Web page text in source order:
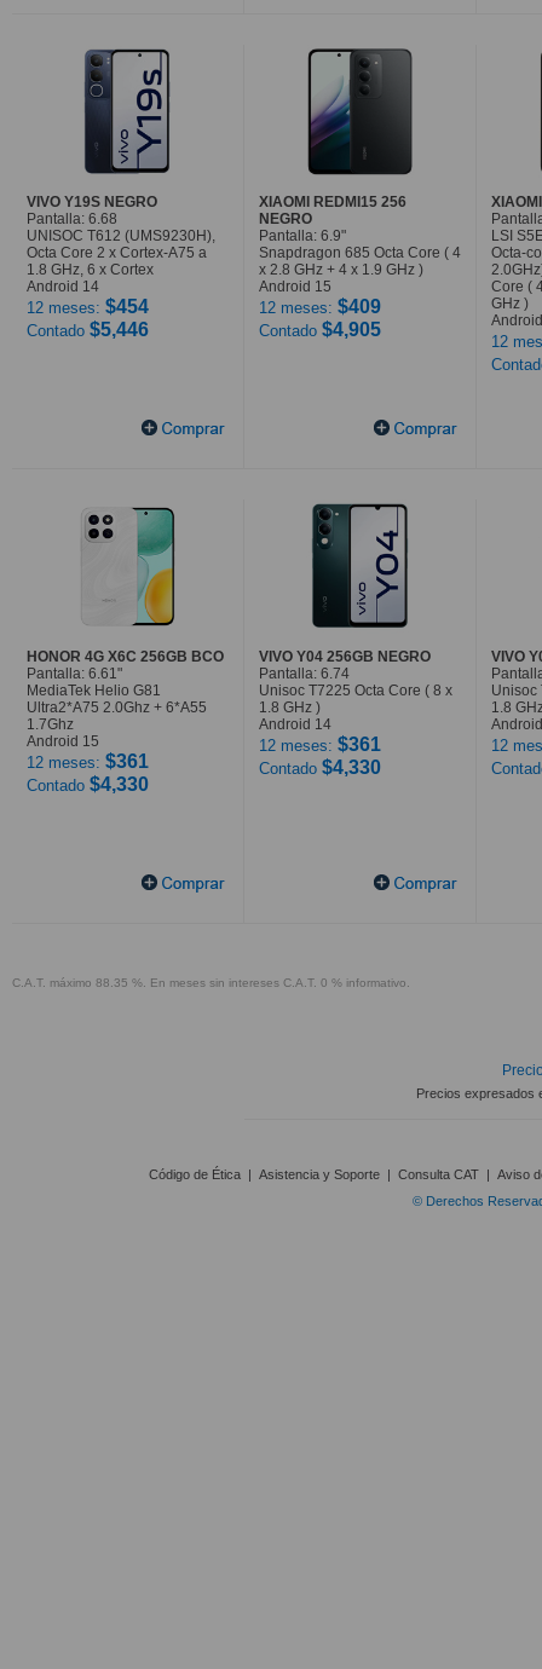
VIVO Y19S NEGRO
Pantalla: 6.68
UNISOC T612 (UMS9230H),
Octa Core 2 x Cortex-A75 a
1.8 GHz, 6 x Cortex
Android 14
12 meses: $454
Contado $5,446
XIAOMI REDMI15 256
NEGRO
Pantalla: 6.9"
Snapdragon 685 Octa Core ( 4
x 2.8 GHz + 4 x 1.9 GHz )
Android 15
12 meses: $409
Contado $4,905
LSI
Octa-
Core (
GHz )
12
HONOR 4G X6C 256GB BCO
Pantalla: 6.61"
MediaTek Helio G81
Ultra2*A75 2.0Ghz + 6*A55
1.7Ghz
Android 15
12 meses: $361
Contado $4,330
VIVO Y04 256GB NEGRO
Pantalla: 6.74
Unisoc T7225 Octa Core ( 8 x
1.8 GHz )
Android 14
12 meses: $361
Contado $4,330
VIVO
Unisoc
1.8
12
C.A.T. máximo 88.35 %. En meses sin intereses C.A.T. 0 % informativo.
Precios expresados
Código de Ética | Asistencia y Soporte | Consulta CAT | Aviso
© Derechos